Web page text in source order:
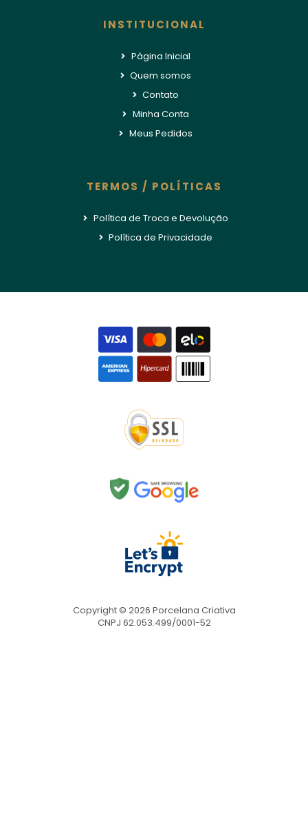
INSTITUCIONAL
Página Inicial
Quem somos
Contato
Minha Conta
Meus Pedidos
TERMOS / POLÍTICAS
Política de Troca e Devolução
Política de Privacidade
Copyright © 2026 Porcelana Criativa
CNPJ 62.053.499/0001-52